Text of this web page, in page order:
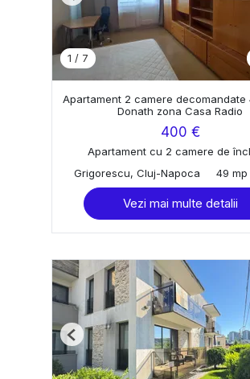
1 / 7
Apartament 2 camere decomandate
Donath zona Casa Radio
400 €
Apartament cu 2 camere de
Grigorescu, Cluj-Napoca
49 mp
Vezi mai multe detalii
Previous